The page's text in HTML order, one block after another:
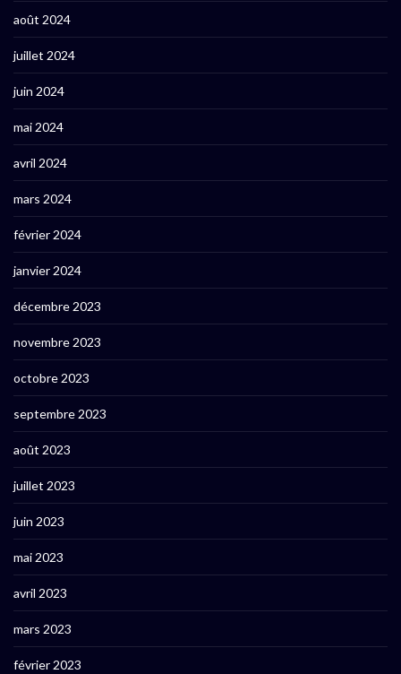
août 2024
juillet 2024
juin 2024
mai 2024
avril 2024
mars 2024
février 2024
janvier 2024
décembre 2023
novembre 2023
octobre 2023
septembre 2023
août 2023
juillet 2023
juin 2023
mai 2023
avril 2023
mars 2023
février 2023